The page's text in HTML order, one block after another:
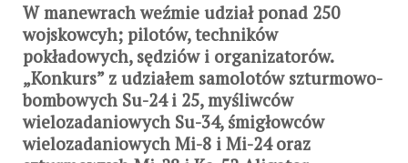
W manewrach weźmie udział ponad 250
wojskowcyh; pilotów, techników
pokładowych, sędziów i organizatorów.
„Konkurs” z udziałem samolotów szturmowo-
bombowych Su-24 i 25, myśliwców
wielozadaniowych Su-34, śmigłowców
wielozadaniowych Mi-8 i Mi-24 oraz